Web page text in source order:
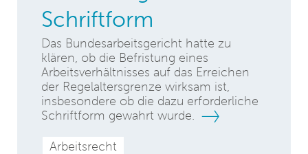
Schriftform
Das Bundesarbeitsgericht hatte zu
klären, ob die Befristung eines
Arbeitsverhältnisses auf das Erreichen
der Regelaltersgrenze wirksam ist,
insbesondere ob die dazu erforderliche
Schriftform gewahrt wurde.
Arbeitsrecht